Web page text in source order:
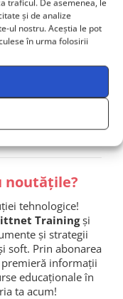
și de analize
ul nostru. Aceștia le pot
în urma folosirii
ofertă dedicată!
noutățile?
tehnologice!
Trainingși
și strategii
soft. Prin abonarea
informații
educaționale în
ta acum!